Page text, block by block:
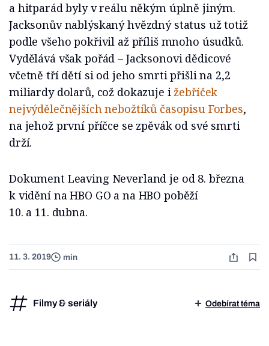
a hitparád byly v reálu někým úplně jiným.
Jacksonův nablýskaný hvězdný status už totiž
podle všeho pokřivil až příliš mnoho úsudků.
Vydělává však pořád – Jacksonovi dědicové
včetně tří dětí si od jeho smrti přišli na 2,2
miliardy dolarů, což dokazuje ižebříček
nejvýdělečnějších nebožtíků časopisu Forbes,
na jehož první příčce se zpěvák od své smrti
drží.
Dokument Leaving Neverland je od 8. března
k vidění na HBO GO a na HBO poběží
10. a 11. dubna.
11. 3. 2019 min
Filmy & seriály Odebírat téma